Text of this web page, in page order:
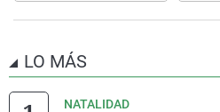
LO MÁS
NATALIDAD